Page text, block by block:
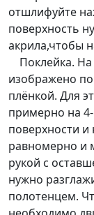
отшлифуйте
поверхность
акрила,чтобы
Поклейка. На
изображено
плёнкой. Для
примерно на
поверхности
равномерно и
рукой с
нужно
полотенцем.